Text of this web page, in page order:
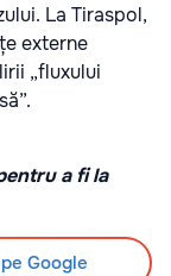
La Tiraspol,
externe
„fluxului
a fi la
Google